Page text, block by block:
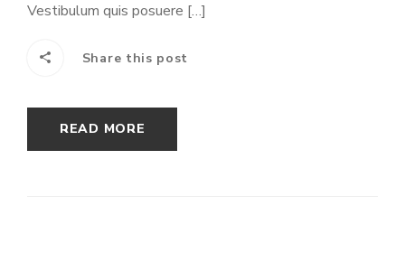
Vestibulum quis posuere […]
READ MORE
Share this post